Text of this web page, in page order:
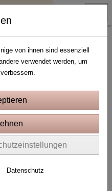
von ihnen sind essenziell
verwendet werden, um
Datenschutz